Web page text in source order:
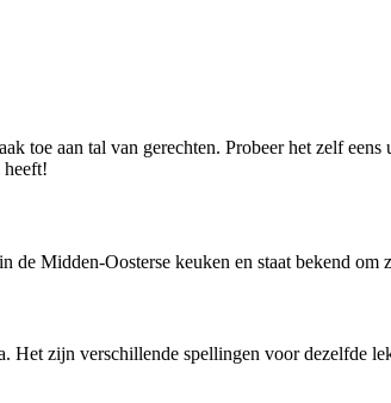
toe aan tal van gerechten. Probeer het zelf
heeft!
Midden-Oosterse keuken en staat bekend
Het zijn verschillende spellingen voor dezelfde